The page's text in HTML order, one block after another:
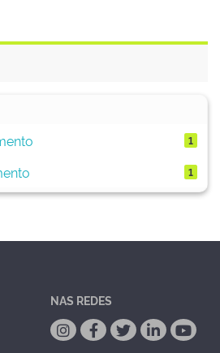
1
1
NAS REDES